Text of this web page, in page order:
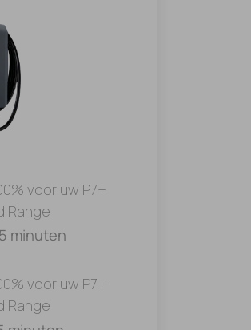
voor uw P7+
Range
minuten
voor uw P7+
Range